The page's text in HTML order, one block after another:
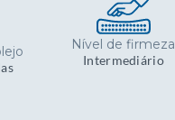
Nível de firmeza
Intermediário